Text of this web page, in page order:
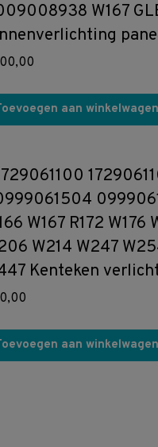
W167
aan winkelwagen
W167 R172 W176
W214 W247
Kenteken
aan winkelwagen